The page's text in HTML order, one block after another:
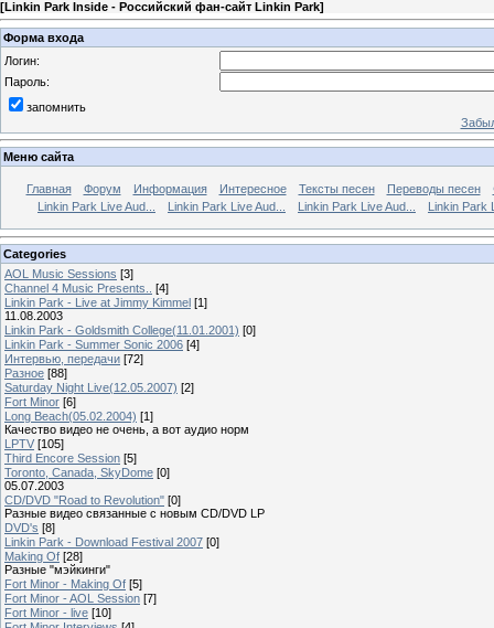
[Linkin Park Inside - Российский фан-сайт Linkin Park]
Форма входа
Логин:
Пароль:
запомнить
Меню сайта
Главная Форум Информация Интересное Тексты песен Переводы песен
Linkin Park Live Aud...
Linkin Park Live Aud... Linkin Park Live Aud... Linkin Park
Categories
AOL Music Sessions [3]
Channel 4 Music Presents..
[4]
Linkin Park - Live at Jimmy Kimmel [1]
11.08.2003
Linkin Park - Goldsmith College(11.01.2001) [0]
Linkin Park - Summer Sonic 2006 [4]
Интервью, передачи [72]
Разное [88]
Saturday Night Live(12.05.2007) [2]
Fort Minor [6]
Long Beach(05.02.2004) [1]
Качество видео не очень, а вот аудио норм
LPTV [105]
Third Encore Session [5]
Toronto, Canada, SkyDome [0]
05.07.2003
CD/DVD "Road to Revolution" [0]
Разные видео связанные с новым CD/DVD LP
DVD's [8]
Linkin Park - Download Festival 2007 [0]
Making Of [28]
Разные "мэйкинги"
Fort Minor - Making Of [5]
Fort Minor - AOL Session [7]
Fort Minor - live [10]